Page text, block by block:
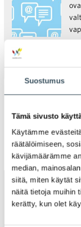
Suostumus
Tämä sivusto
Käytämme
räätälöimiseen,
kävijämäärämme
median,
siitä, miten käytät
näitä tietoja muihin
kerätty, kun olet
Artikkelien
Vanhemmat
Uutiset